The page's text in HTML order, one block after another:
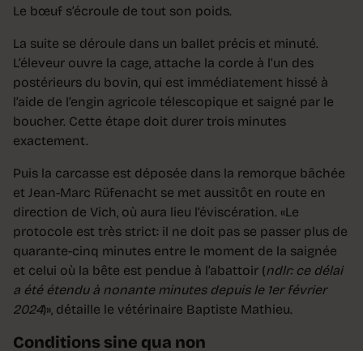
Le bœuf s’écroule de tout son poids.
La suite se déroule dans un ballet précis et minuté.
L’éleveur ouvre la cage, attache la corde à l’un des
postérieurs du bovin, qui est immédiatement hissé à
l’aide de l’engin agricole télescopique et saigné par le
boucher. Cette étape doit durer trois minutes
exactement.
Puis la carcasse est déposée dans la remorque bâchée
et Jean-Marc Rüfenacht se met aussitôt en route en
direction de Vich, où aura lieu l’éviscération. «Le
protocole est très strict: il ne doit pas se passer plus de
quarante-cinq minutes entre le moment de la saignée
et celui où la bête est pendue à l’abattoir (ndlr: ce délai
a été étendu à nonante minutes depuis le 1er février
2024)», détaille le vétérinaire Baptiste Mathieu.
Conditions sine qua non